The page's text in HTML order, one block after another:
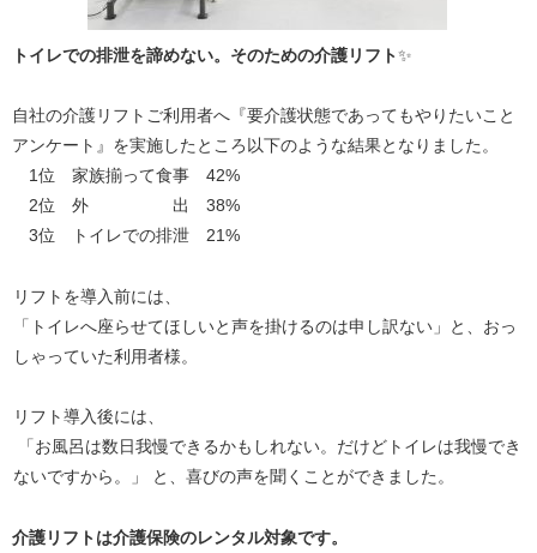
トイレでの排泄を諦めない。そのための介護リフト✨
自社の介護リフトご利用者へ『要介護状態であってもやりたいこと
アンケート』を実施したところ以下のような結果となりました。
1位 家族揃って食事 42%
2位 外 出 38%
3位 トイレでの排泄 21%
リフトを導入前には、
「トイレへ座らせてほしいと声を掛けるのは申し訳ない」と、おっ
しゃっていた利用者様。
リフト導入後には、
「お風呂は数日我慢できるかもしれない。だけどトイレは我慢でき
ないですから。」 と、喜びの声を聞くことができました。
介護リフトは介護保険のレンタル対象です。